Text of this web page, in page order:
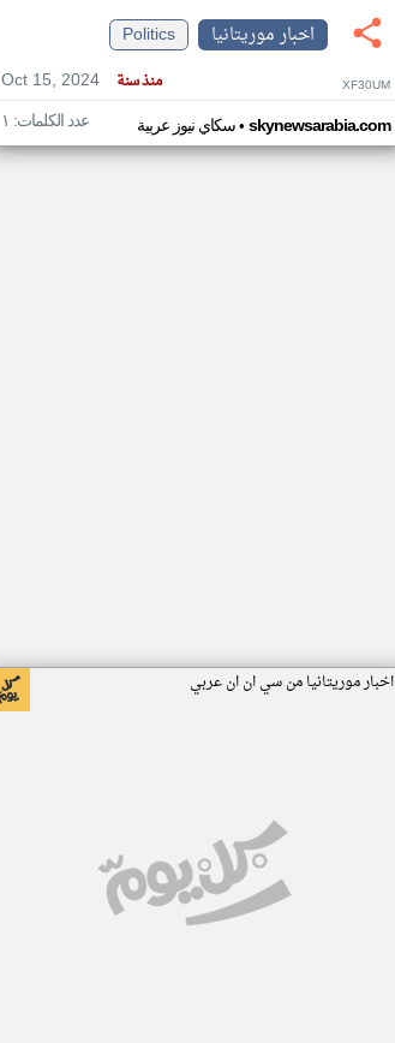
اخبار موريتانيا
Politics
Oct 15, 2024
منذ سنة XF30UM
سكاي نيوز عربية• skynewsarabia.com عدد الكلمات: ١
اخبار موريتانيا من سي ان ان عربي